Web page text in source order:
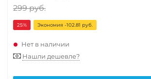
299руб.
25% Экономия -102.81 руб.
Нет в наличии
Нашли дешевле?